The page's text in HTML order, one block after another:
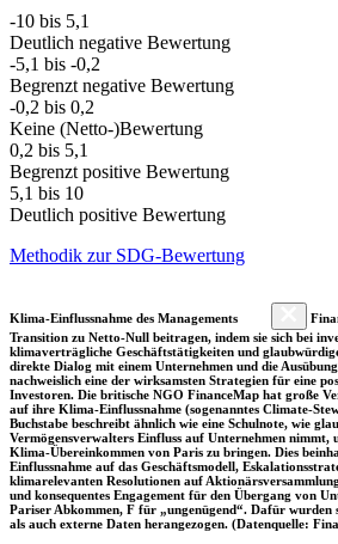
-10 bis 5,1
Deutlich negative Bewertung
-5,1 bis -0,2
Begrenzt negative Bewertung
-0,2 bis 0,2
Keine (Netto-)Bewertung
0,2 bis 5,1
Begrenzt positive Bewertung
5,1 bis 10
Deutlich positive Bewertung
Methodik zur SDG-Bewertung
Klima-Einflussnahme des Managements
Transition zu Netto-Null beitragen, indem sie sich bei
klimaverträgliche Geschäftstätigkeiten und
direkte Dialog mit einem Unternehmen und die
nachweislich eine der wirksamsten Strategien für eine
Investoren. Die britische NGO FinanceMap hat große
auf ihre Klima-Einflussnahme (sogenanntes Climate-
Buchstabe beschreibt ähnlich wie eine Schulnote, wie
Vermögensverwalters Einfluss auf Unternehmen nimmt,
Klima-Übereinkommen von Paris zu bringen. Dies
Einflussnahme auf das Geschäftsmodell,
klimarelevanten Resolutionen auf
und konsequentes Engagement für den Übergang von
Pariser Abkommen, F für „ungenügend“. Dafür wurden
als auch externe Daten herangezogen. (Datenquelle: